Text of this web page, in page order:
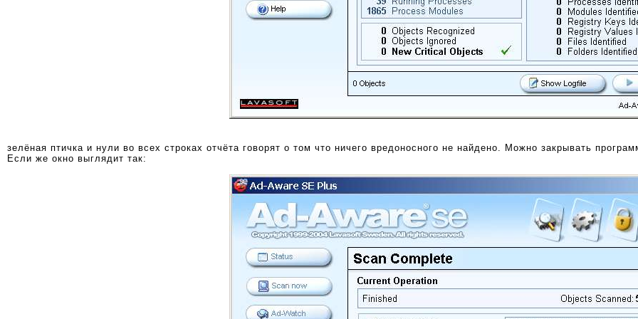
зелёная птичка и нули во всех строках отчёта говорят о том что ничего вредоносного не найдено. Можно закрывать
Если же окно выглядит так: